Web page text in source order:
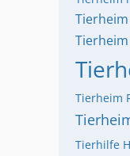
Tierheim
Tierhilfe